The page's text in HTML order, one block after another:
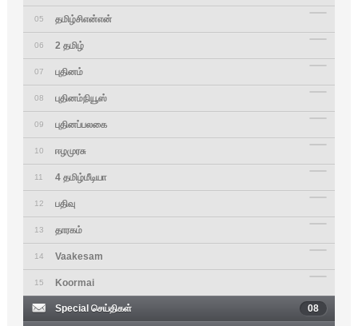
05 தமிழ்சிஎன்என்
06 2 தமிழ்
07 புதினம்
08 புதினம்நியூஸ்
09 புதினப்பலகை
10 ஈழமுரசு
11 4 தமிழ்மீடியா
12 பதிவு
13 தாரகம்
14 Vaakesam
15 Koormai
Special செய்திகள் 08